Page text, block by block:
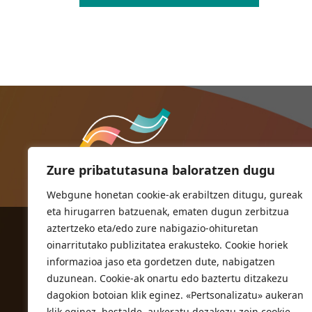
Zure pribatutasuna baloratzen dugu
Webgune honetan cookie-ak erabiltzen ditugu, gureak
eta hirugarren batzuenak, ematen dugun zerbitzua
aztertzeko eta/edo zure nabigazio-ohituretan
oinarritutako publizitatea erakusteko. Cookie horiek
informazioa jaso eta gordetzen dute, nabigatzen
duzunean. Cookie-ak onartu edo baztertu ditzakezu
dagokion botoian klik eginez. «Pertsonalizatu» aukeran
ORIOKO UDALA
Herriko plaza,1
20810 Orio (Gipuzkoa)
T. 943 83 03 46